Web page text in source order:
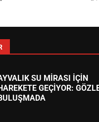
YÖNETİM NASIL
SU MİRASI İÇİN
GEÇİYOR: